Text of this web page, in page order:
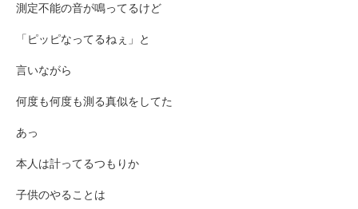
測定不能の音が鳴ってるけど
「ピッピなってるねぇ」と
言いながら
何度も何度も測る真似をしてた
あっ
本人は計ってるつもりか
子供のやることは